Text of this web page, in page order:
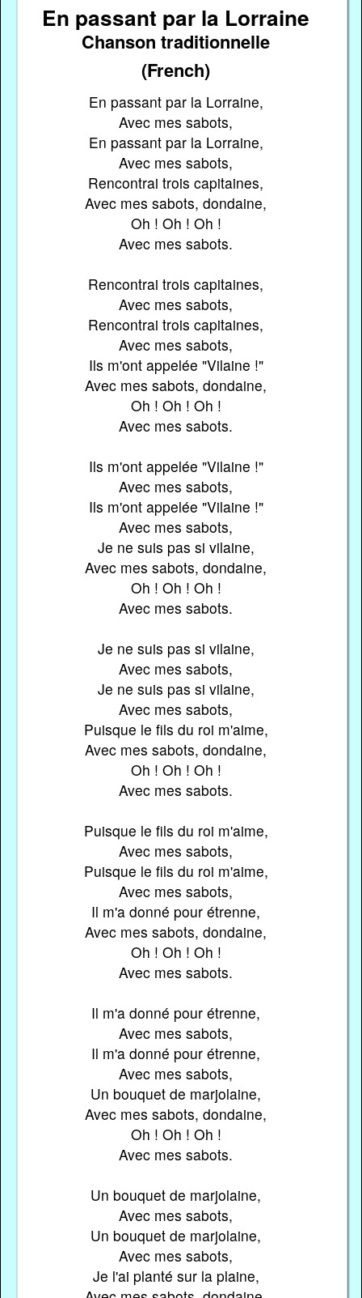
En passant par la Lorraine
Chanson traditionnelle
(French)
En passant par la Lorraine,
Avec mes sabots,
En passant par la Lorraine,
Avec mes sabots,
Rencontrai trois capitaines,
Avec mes sabots, dondaine,
Oh ! Oh ! Oh !
Avec mes sabots.
Rencontrai trois capitaines,
Avec mes sabots,
Rencontrai trois capitaines,
Avec mes sabots,
Ils m'ont appelée "Vilaine !"
Avec mes sabots, dondaine,
Oh ! Oh ! Oh !
Avec mes sabots.
Ils m'ont appelée "Vilaine !"
Avec mes sabots,
Ils m'ont appelée "Vilaine !"
Avec mes sabots,
Je ne suis pas si vilaine,
Avec mes sabots, dondaine,
Oh ! Oh ! Oh !
Avec mes sabots.
Je ne suis pas si vilaine,
Avec mes sabots,
Je ne suis pas si vilaine,
Avec mes sabots,
Puisque le fils du roi m'aime,
Avec mes sabots, dondaine,
Oh ! Oh ! Oh !
Avec mes sabots.
Puisque le fils du roi m'aime,
Avec mes sabots,
Puisque le fils du roi m'aime,
Avec mes sabots,
Il m'a donné pour étrenne,
Avec mes sabots, dondaine,
Oh ! Oh ! Oh !
Avec mes sabots.
Il m'a donné pour étrenne,
Avec mes sabots,
Il m'a donné pour étrenne,
Avec mes sabots,
Un bouquet de marjolaine,
Avec mes sabots, dondaine,
Oh ! Oh ! Oh !
Avec mes sabots.
Un bouquet de marjolaine,
Avec mes sabots,
Un bouquet de marjolaine,
Avec mes sabots,
Je l'ai planté sur la plaine,